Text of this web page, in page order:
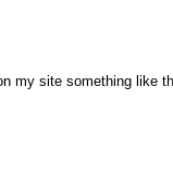
my site something like